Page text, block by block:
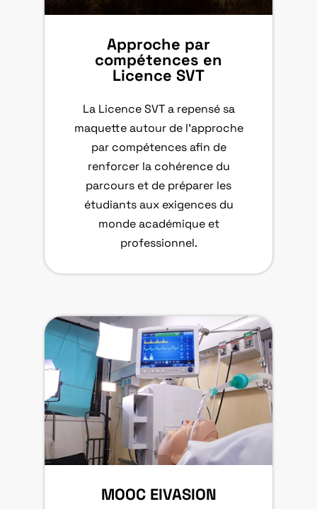
Approche par
compétences en
Licence SVT
La Licence SVT a repensé sa
maquette autour de l’approche
par compétences afin de
renforcer la cohérence du
parcours et de préparer les
étudiants aux exigences du
monde académique et
professionnel.
MOOC EIVASION